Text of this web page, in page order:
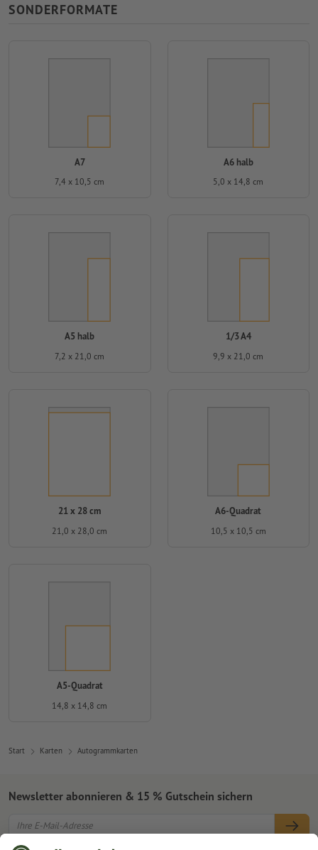
SONDERFORMATE
A7
7,4 x 10,5 cm
A6 halb
5,0 x 14,8 cm
A5 halb
7,2 x 21,0 cm
1/3 A4
9,9 x 21,0 cm
21 x 28 cm
21,0 x 28,0 cm
A6-Quadrat
10,5 x 10,5 cm
A5-Quadrat
14,8 x 14,8 cm
Start Karten Autogrammkarten
Newsletter abonnieren & 15 % Gutschein sichern